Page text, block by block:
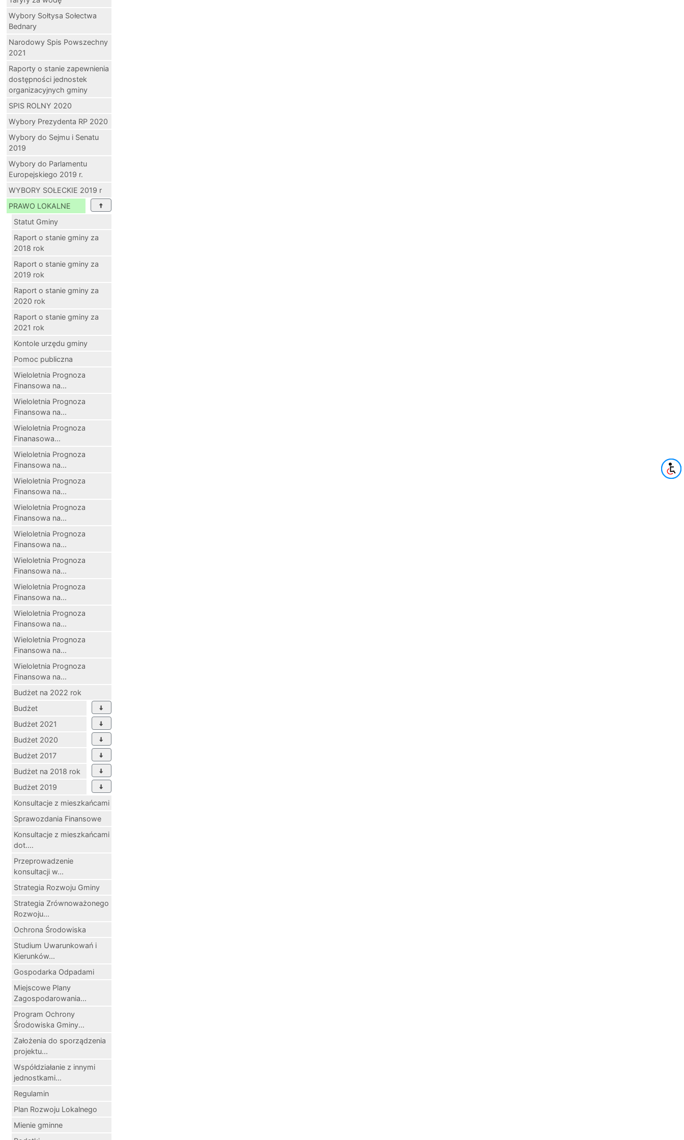
Wybory Sołtysa Sołectwa
Bednary
Narodowy Spis Powszechny
2021
Raporty o stanie zapewnienia
dostępności jednostek
organizacyjnych gminy
SPIS ROLNY 2020
Wybory Prezydenta RP 2020
Wybory do Sejmu i Senatu
2019
Wybory do Parlamentu
Europejskiego 2019 r.
WYBORY SOŁECKIE 2019 r
PRAWO LOKALNE
Statut Gminy
Raport o stanie gminy za
2018 rok
Raport o stanie gminy za
2019 rok
Raport o stanie gminy za
2020 rok
Raport o stanie gminy za
2021 rok
Kontole urzędu gminy
Pomoc publiczna
Wieloletnia Prognoza
Finansowa na...
Wieloletnia Prognoza
Finansowa na...
Wieloletnia Prognoza
Finanasowa...
Wieloletnia Prognoza
Finansowa na...
Wieloletnia Prognoza
Finansowa na...
Wieloletnia Prognoza
Finansowa na...
Wieloletnia Prognoza
Finansowa na...
Wieloletnia Prognoza
Finansowa na...
Wieloletnia Prognoza
Finansowa na...
Wieloletnia Prognoza
Finansowa na...
Wieloletnia Prognoza
Finansowa na...
Wieloletnia Prognoza
Finansowa na...
Budżet na 2022 rok
Budżet
Budżet 2021
Budżet 2020
Budżet 2017
Budżet na 2018 rok
Budżet 2019
Konsultacje z mieszkańcami
Sprawozdania Finansowe
Konsultacje z mieszkańcami
dot....
Przeprowadzenie
konsultacji w...
Strategia Rozwoju Gminy
Strategia Zrównoważonego
Rozwoju...
Ochrona Środowiska
Studium Uwarunkowań i
Kierunków...
Gospodarka Odpadami
Miejscowe Plany
Zagospodarowania...
Program Ochrony
Środowiska Gminy...
Założenia do sporządzenia
projektu...
Współdziałanie z innymi
jednostkami...
Regulamin
Plan Rozwoju Lokalnego
Mienie gminne